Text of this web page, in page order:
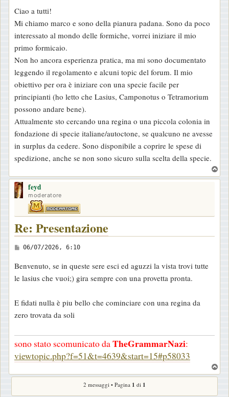
s
s
a
g
g
i
o
Ciao a tutti!
Mi chiamo marco e sono della pianura padana. Sono da poco
interessato al mondo delle formiche, vorrei iniziare il mio
primo formicaio.
Non ho ancora esperienza pratica, ma mi sono documentato
leggendo il regolamento e alcuni topic del forum. Il mio
obiettivo per ora è iniziare con una specie facile per
principianti (ho letto che Lasius, Camponotus o Tetramorium
possono andare bene).
Attualmente sto cercando una regina o una piccola colonia in
fondazione di specie italiane/autoctone, se qualcuno ne avesse
in surplus da cedere. Sono disponibile a coprire le spese di
spedizione, anche se non sono sicuro sulla scelta della specie.
o
feyd
moderatore
Re: Presentazione
M
s
s
g
g
o
06/07/2026, 6:10
Benvenuto, se in queste sere esci ed aguzzi la vista trovi tutte
le lasius che vuoi;) gira sempre con una provetta pronta.
E fidati nulla è piu bello che cominciare con una regina da
zero trovata da soli
sono stato scomunicato daTheGrammarNazi:
viewtopic.php?f=51&t=4639&start=15#p58033
o
2 messaggi • Pagina 1 di 1